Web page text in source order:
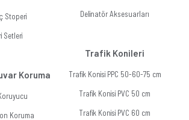
Stoperi
Setleri
Koruma
Koruma
Delinatör Aksesuarları
Trafik Konileri
Trafik Konisi PPC 50-60-75 cm
Trafik Konisi PVC 50 cm
Trafik Konisi PVC 60 cm